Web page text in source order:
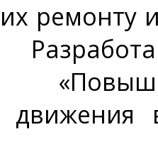
ремонту
движения